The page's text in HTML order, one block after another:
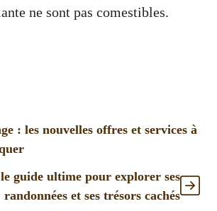
ne sont pas comestibles.
: les nouvelles offres et services à
guide ultime pour explorer ses
randonnées et ses trésors cachés